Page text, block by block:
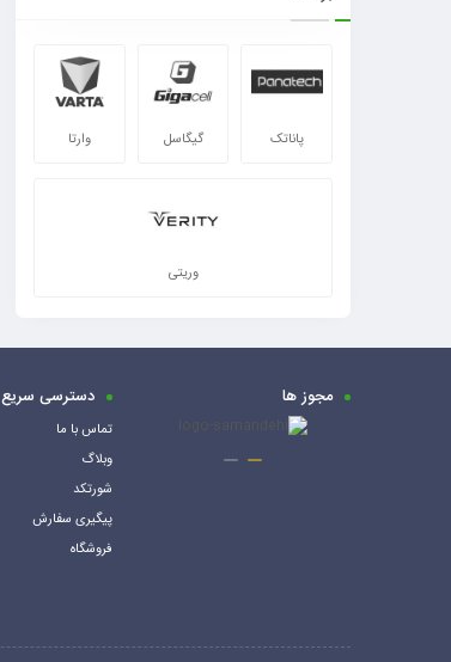
پاناتک گیگاسل وارتا
وریتی
مجوز ها دسترسی سریع
تماس با ما
وبلاگ
شورتکد
پیگیری سفارش
فروشگاه